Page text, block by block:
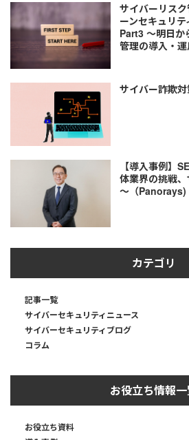
サイバーリス
ーンセキュリ
Part3 ～明日か
管理の導入・
サイバー詐欺対
【導入事例】
体業界の挑戦
～（Panorays)
カテゴリ
記事一覧
サイバーセキュリティニュース
サイバーセキュリティブログ
コラム
お役立ち情報
お役立ち資料